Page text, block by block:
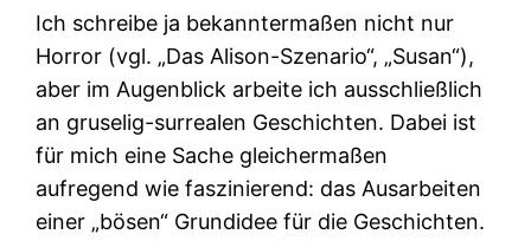
Ich schreibe ja bekanntermaßen nicht nur
Horror (vgl. „Das Alison-Szenario“, „Susan“),
aber im Augenblick arbeite ich ausschließlich
an gruselig-surrealen Geschichten. Dabei ist
für mich eine Sache gleichermaßen
aufregend wie faszinierend: das Ausarbeiten
einer „bösen“ Grundidee für die Geschichten.